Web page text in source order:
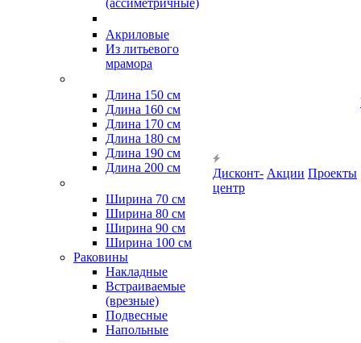
(ассиметричные)
Акриловые
Из литьевого
мрамора
Длина 150 см
Длина 160 см
Длина 170 см
Длина 180 см
Длина 190 см
Длина 200 см
Ширина 70 см
Ширина 80 см
Ширина 90 см
Ширина 100 см
Раковины
Накладные
Встраиваемые
(врезные)
Подвесные
Напольные
Дисконт-
центр
Акции Проекты